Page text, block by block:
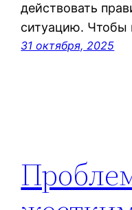
действовать
ситуацию. Чтобы
31 октября, 2025